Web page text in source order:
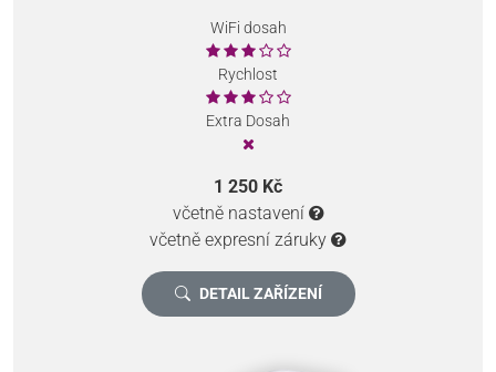
WiFi dosah
Rychlost
Extra Dosah
1 250 Kč
včetně nastavení
včetně expresní záruky
DETAIL ZAŘÍZENÍ